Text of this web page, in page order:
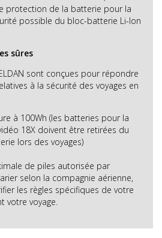
protection de la batterie pour la
possible du bloc-batterie Li-Ion
sûres
sont conçues pour répondre
à la sécurité des voyages en
à 100Wh (les batteries pour la
18X doivent être retirées du
lors des voyages)
de piles autorisée par
selon la compagnie aérienne,
les règles spécifiques de votre
votre voyage.